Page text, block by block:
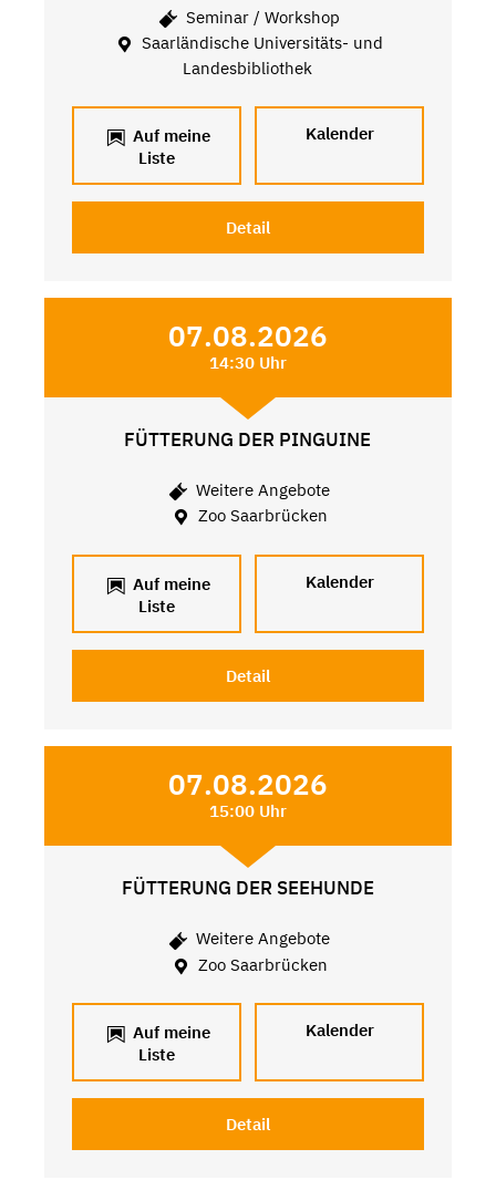
Seminar / Workshop
Saarländische Universitäts- und
Landesbibliothek
Auf meine
Liste
Kalender
Detail
07.08.2026
14:30 Uhr
FÜTTERUNG DER PINGUINE
Weitere Angebote
Zoo Saarbrücken
Auf meine
Liste
Kalender
Detail
07.08.2026
15:00 Uhr
FÜTTERUNG DER SEEHUNDE
Weitere Angebote
Zoo Saarbrücken
Auf meine
Liste
Kalender
Detail